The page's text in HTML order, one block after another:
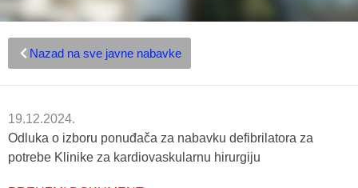
Nazad na sve javne nabavke
19.12.2024.
Odluka o izboru ponuđača za nabavku defibrilatora za
potrebe Klinike za kardiovaskularnu hirurgiju